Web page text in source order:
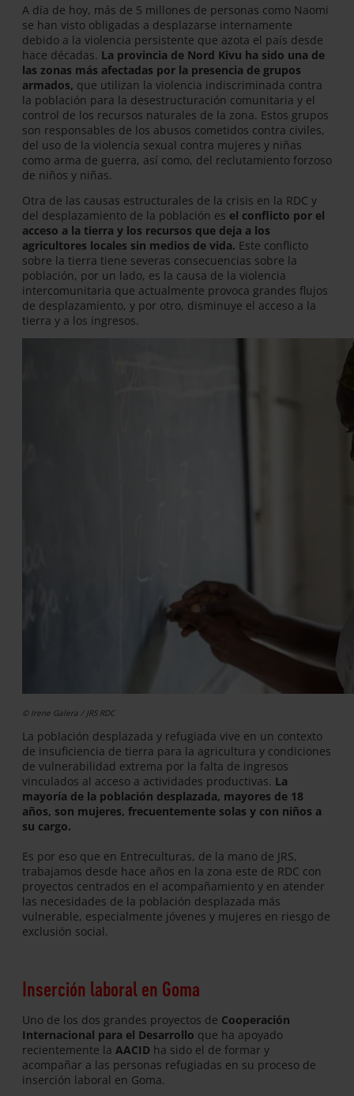
A día de hoy, más de 5 millones de personas como Naomi
se han visto obligadas a desplazarse internamente
debido a la violencia persistente que azota el país desde
hace décadas. La provincia de Nord Kivu ha sido una de
las zonas más afectadas por la presencia de grupos
armados, que utilizan la violencia indiscriminada contra
la población para la desestructuración comunitaria y el
control de los recursos naturales de la zona. Estos grupos
son responsables de los abusos cometidos contra civiles,
del uso de la violencia sexual contra mujeres y niñas
como arma de guerra, así como, del reclutamiento forzoso
de niños y niñas.
Otra de las causas estructurales de la crisis en la RDC y
del desplazamiento de la población es el conflicto por el
acceso a la tierra y los recursos que deja a los
agricultores locales sin medios de vida. Este conflicto
sobre la tierra tiene severas consecuencias sobre la
población, por un lado, es la causa de la violencia
intercomunitaria que actualmente provoca grandes flujos
de desplazamiento, y por otro, disminuye el acceso a la
tierra y a los ingresos.
© Irene Galera / JRS RDC
La población desplazada y refugiada vive en un contexto
de insuficiencia de tierra para la agricultura y condiciones
de vulnerabilidad extrema por la falta de ingresos
vinculados al acceso a actividades productivas. La
mayoría de la población desplazada, mayores de 18
años, son mujeres, frecuentemente solas y con niños a
su cargo.
Es por eso que en Entreculturas, de la mano de JRS,
trabajamos desde hace años en la zona este de RDC con
proyectos centrados en el acompañamiento y en atender
las necesidades de la población desplazada más
vulnerable, especialmente jóvenes y mujeres en riesgo de
exclusión social.
Inserción laboral en Goma
Uno de los dos grandes proyectos de Cooperación
Internacional para el Desarrollo que ha apoyado
recientemente la AACID ha sido el de formar y
acompañar a las personas refugiadas en su proceso de
inserción laboral en Goma.